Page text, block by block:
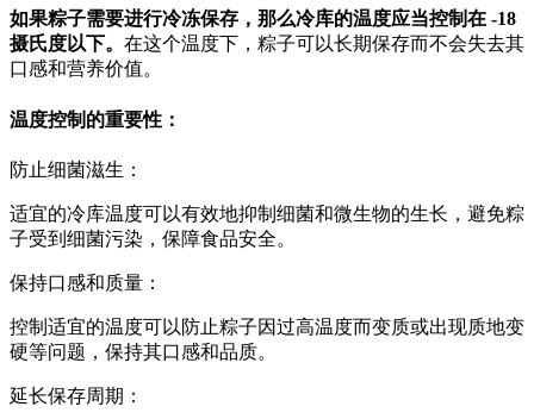
如果粽子需要进行冷冻保存，那么冷库的温度应当控制在 -18
摄氏度以下。 在这个温度下，粽子可以长期保存而不会失去其
口感和营养价值。
温度控制的重要性：
防止细菌滋生：
适宜的冷库温度可以有效地抑制细菌和微生物的生长，避免粽
子受到细菌污染，保障食品安全。
保持口感和质量：
控制适宜的温度可以防止粽子因过高温度而变质或出现质地变
硬等问题，保持其口感和品质。
延长保存周期：